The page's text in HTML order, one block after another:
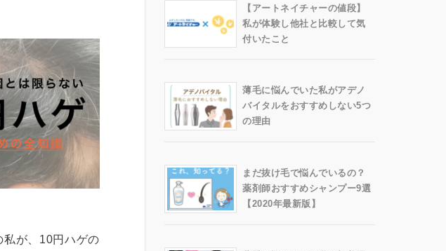
私が、10円ハゲの
【アートネイチャーの値段】
私が体験し他社と比較して気
付いたこと
薄毛に悩んでいた私がアデノ
バイタルをおすすめしない5つ
の理由
まだ抜け毛で悩んでいるの？
薬剤師おすすめシャンプー9選
【2020年最新版】